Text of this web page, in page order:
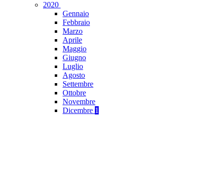
2020
Gennaio
Febbraio
Marzo
Aprile
Maggio
Giugno
Luglio
Agosto
Settembre
Ottobre
Novembre
Dicembre 1